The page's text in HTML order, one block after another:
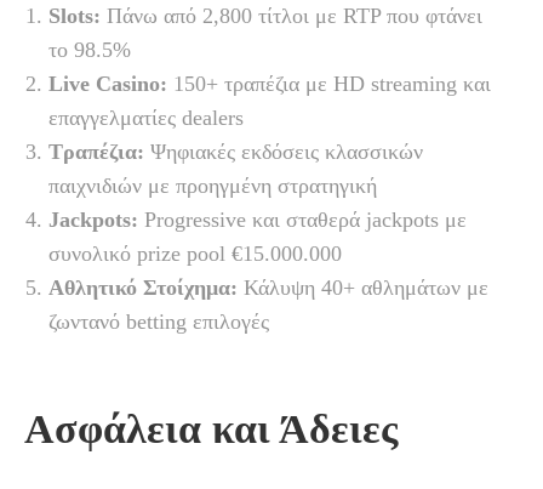
Slots: Πάνω από 2,800 τίτλοι με RTP που φτάνει
το 98.5%
Live Casino: 150+ τραπέζια με HD streaming και
επαγγελματίες dealers
Τραπέζια: Ψηφιακές εκδόσεις κλασσικών
παιχνιδιών με προηγμένη στρατηγική
Jackpots: Progressive και σταθερά jackpots με
συνολικό prize pool €15.000.000
Αθλητικό Στοίχημα: Κάλυψη 40+ αθλημάτων με
ζωντανό betting επιλογές
Ασφάλεια και Άδειες